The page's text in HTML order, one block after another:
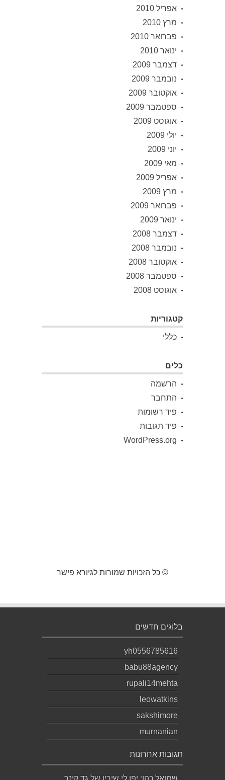
אפריל 2010
מרץ 2010
פברואר 2010
ינואר 2010
דצמבר 2009
נובמבר 2009
אוקטובר 2009
ספטמבר 2009
אוגוסט 2009
יולי 2009
יוני 2009
מאי 2009
אפריל 2009
מרץ 2009
פברואר 2009
ינואר 2009
דצמבר 2008
נובמבר 2008
אוקטובר 2008
ספטמבר 2008
אוגוסט 2008
קטגוריות
כללי
כלים
הרשמה
התחבר
פיד רשומות
פיד תגובות
WordPress.org
© כל הזכויות שמורות לגיורא פישר
בלוגים חדשים
yh0556785616
babu88agency
rupali14mehta
leowatkins
sakshimore
murnanian
תגובות אחרונות
שמואל כהן: יפו לי שיריו של גד קינר